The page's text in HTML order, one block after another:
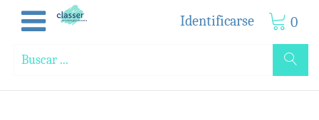
Identificarse 0